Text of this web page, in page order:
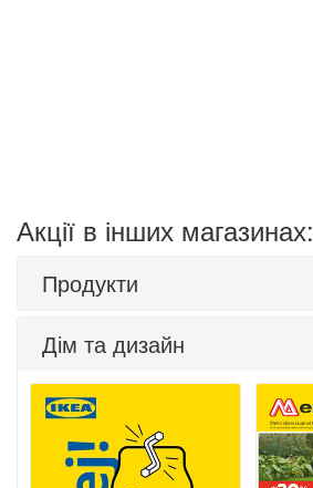
Акції в інших магазинах:
Продукти
Дім та дизайн